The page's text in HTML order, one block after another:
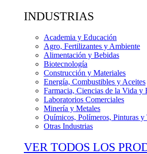
INDUSTRIAS
Academia y Educación
Agro, Fertilizantes y Ambiente
Alimentación y Bebidas
Biotecnología
Construcción y Materiales
Energía, Combustibles y Aceites
Farmacia, Ciencias de la Vida y
Laboratorios Comerciales
Minería y Metales
Químicos, Polímeros, Pinturas y
Otras Industrias
VER TODOS LOS